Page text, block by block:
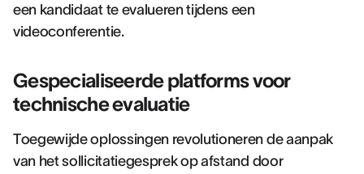
een kandidaat te evalueren tijdens een
videoconferentie.
Gespecialiseerde platforms voor
technische evaluatie
Toegewijde oplossingen revolutioneren de aanpak
van het sollicitatiegesprek op afstand door